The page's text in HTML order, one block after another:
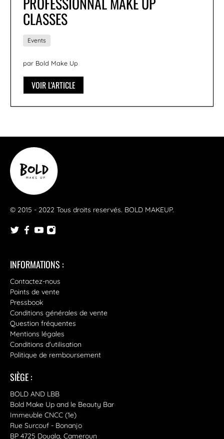
CLASSES
Events
par Bold Make Up
VOIR L'ARTICLE
© 2015 - 2022 Tous droits reservés. BOLD MAKEUP.
INFORMATIONS :
Contactez-nous
Points de vente
Pressbook
Conditions générales de vente
Question fréquentes
Mentions légales
Conditions d'utilisation
Politique de remboursement
SIÈGE :
BOLD AND LBB
Bold Make Up and le Beauty Bar
Immeuble CNCC (1e)
Rue Surcouf - Bonanjo
BP 4725 Douala, Cameroun